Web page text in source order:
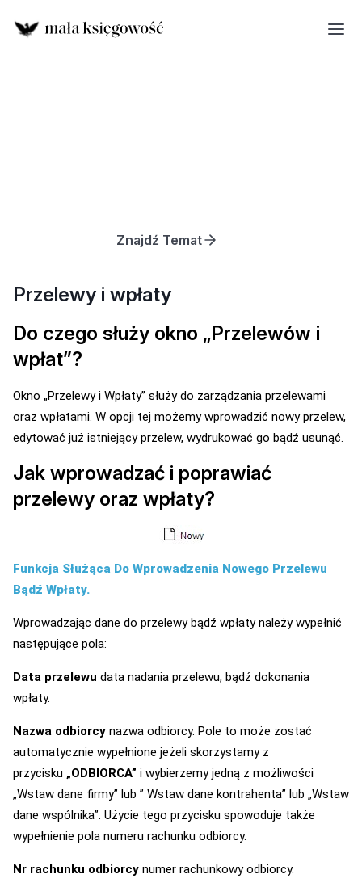
Znajdź Temat
Przelewy i wpłaty
Do czego służy okno „Przelewów i
wpłat”?
Okno „Przelewy i Wpłaty” służy do zarządzania przelewami
oraz wpłatami. W opcji tej możemy wprowadzić nowy przelew,
edytować już istniejący przelew, wydrukować go bądź usunąć.
Jak wprowadzać i poprawiać
przelewy oraz wpłaty?
Funkcja Służąca Do Wprowadzenia Nowego Przelewu
Bądź Wpłaty.
Wprowadzając dane do przelewy bądź wpłaty należy wypełnić
następujące pola:
Data przelewu data nadania przelewu, bądź dokonania
wpłaty.
Nazwa odbiorcy nazwa odbiorcy. Pole to może zostać
automatycznie wypełnione jeżeli skorzystamy z
przycisku „ODBIORCA” i wybierzemy jedną z możliwości
„Wstaw dane firmy” lub ” Wstaw dane kontrahenta” lub „Wstaw
dane wspólnika”. Użycie tego przycisku spowoduje także
wypełnienie pola numeru rachunku odbiorcy.
Nr rachunku odbiorcy numer rachunkowy odbiorcy.